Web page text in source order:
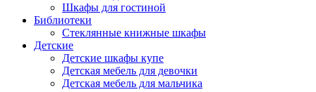
Шкафы для гостиной
Библиотеки
Стеклянные книжные шкафы
Детские
Детские шкафы купе
Детская мебель для девочки
Детская мебель для мальчика